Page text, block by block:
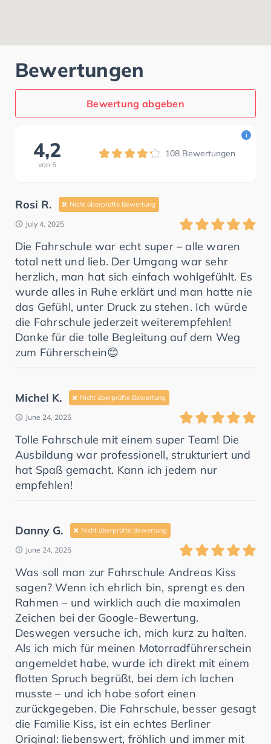
Bewertungen
Bewertung abgeben
4,2
von 5
108 Bewertungen
i
Rosi R. Nicht überprüfte Bewertung
July 4, 2025
Die Fahrschule war echt super – alle waren
total nett und lieb. Der Umgang war sehr
herzlich, man hat sich einfach wohlgefühlt. Es
wurde alles in Ruhe erklärt und man hatte nie
das Gefühl, unter Druck zu stehen. Ich würde
die Fahrschule jederzeit weiterempfehlen!
Danke für die tolle Begleitung auf dem Weg
zum Führerschein😊
Michel K. Nicht überprüfte Bewertung
June 24, 2025
Tolle Fahrschule mit einem super Team! Die
Ausbildung war professionell, strukturiert und
hat Spaß gemacht. Kann ich jedem nur
empfehlen!
Danny G. Nicht überprüfte Bewertung
June 24, 2025
Was soll man zur Fahrschule Andreas Kiss
sagen? Wenn ich ehrlich bin, sprengt es den
Rahmen – und wirklich auch die maximalen
Zeichen bei der Google-Bewertung.
Deswegen versuche ich, mich kurz zu halten.
Als ich mich für meinen Motorradführerschein
angemeldet habe, wurde ich direkt mit einem
flotten Spruch begrüßt, bei dem ich lachen
musste – und ich habe sofort einen
zurückgegeben. Die Fahrschule, besser gesagt
die Familie Kiss, ist ein echtes Berliner
Original: liebenswert, fröhlich und immer mit